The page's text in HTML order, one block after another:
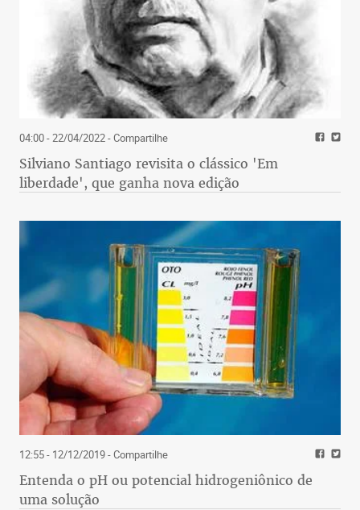
04:00 - 22/04/2022- Compartilhe
Silviano Santiago revisita o clássico 'Em
liberdade', que ganha nova edição
12:55 - 12/12/2019- Compartilhe
Entenda o pH ou potencial hidrogeniônico de
uma solução